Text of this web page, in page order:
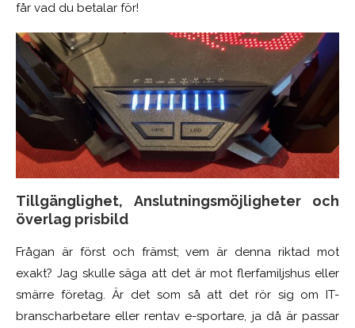
får vad du betalar för!
Tillgänglighet, Anslutningsmöjligheter och
överlag prisbild
Frågan är först och främst; vem är denna riktad mot
exakt? Jag skulle säga att det är mot flerfamiljshus eller
smärre företag. Är det som så att det rör sig om IT-
branscharbetare eller rentav e-sportare, ja då är passar